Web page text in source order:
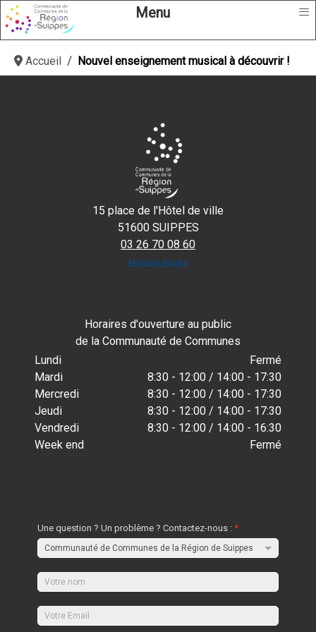
Menu ≡
Accueil Nouvel enseignement musical à découvrir !
15 place de l'Hôtel de ville
51600 SUIPPES
03 26 70 08 60
Mentions légales
Horaires d'ouverture au public
de la Communauté de Communes
Lundi
Fermé
Mardi
8:30 - 12:00 / 14:00 - 17:30
Mercredi
8:30 - 12:00 / 14:00 - 17:30
Jeudi
8:30 - 12:00 / 14:00 - 17:30
Vendredi
8:30 - 12:00 / 14:00 - 16:30
Week end
Fermé
Une question ? Un problème ? Contactez-nous :*